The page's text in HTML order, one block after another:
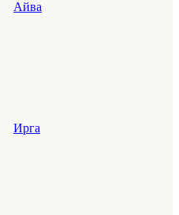
Айва
Ирга